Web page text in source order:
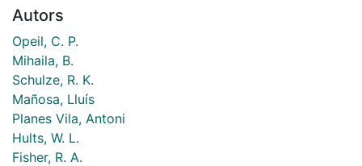
Autors
Opeil, C. P.
Mihaila, B.
Schulze, R. K.
Mañosa, Lluís
Planes Vila, Antoni
Hults, W. L.
Fisher, R. A.